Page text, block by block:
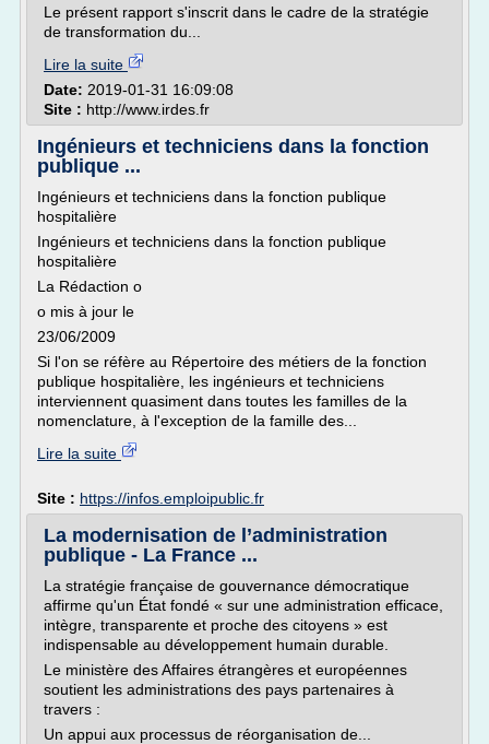
Le présent rapport s'inscrit dans le cadre de la stratégie
de transformation du...
Lire la suite
Date: 2019-01-31 16:09:08
Site : http://www.irdes.fr
Ingénieurs et techniciens dans la fonction
publique ...
Ingénieurs et techniciens dans la fonction publique
hospitalière
Ingénieurs et techniciens dans la fonction publique
hospitalière
La Rédaction o
o mis à jour le
23/06/2009
Si l'on se réfère au Répertoire des métiers de la fonction
publique hospitalière, les ingénieurs et techniciens
interviennent quasiment dans toutes les familles de la
nomenclature, à l'exception de la famille des...
Lire la suite
Site : https://infos.emploipublic.fr
La modernisation de l’administration
publique - La France ...
La stratégie française de gouvernance démocratique
affirme qu'un État fondé « sur une administration efficace,
intègre, transparente et proche des citoyens » est
indispensable au développement humain durable.
Le ministère des Affaires étrangères et européennes
soutient les administrations des pays partenaires à
travers :
Un appui aux processus de réorganisation de...